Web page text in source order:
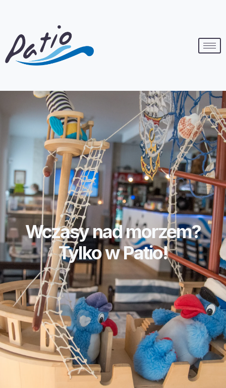
Wczasy nad morzem?
Tylko w Patio!